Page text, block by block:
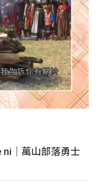
ni｜萬山部落勇士